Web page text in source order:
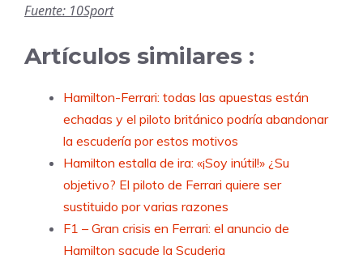
Fuente: 10Sport
Artículos similares :
Hamilton-Ferrari: todas las apuestas están
echadas y el piloto británico podría abandonar
la escudería por estos motivos
Hamilton estalla de ira: «¡Soy inútil!» ¿Su
objetivo? El piloto de Ferrari quiere ser
sustituido por varias razones
F1 – Gran crisis en Ferrari: el anuncio de
Hamilton sacude la Scuderia